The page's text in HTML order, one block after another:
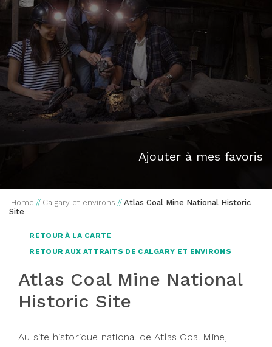
Ajouter à mes favoris
Home // Calgary et environs // Atlas Coal Mine National Historic
Site
RETOUR À LA CARTE
RETOUR AUX ATTRAITS DE CALGARY ET ENVIRONS
Atlas Coal Mine National
Historic Site
Au site historique national de Atlas Coal Mine,